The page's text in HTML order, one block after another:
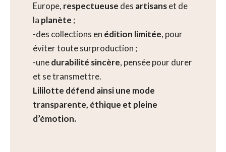
Europe, respectueuse des artisanset de
la planète ;
-des collections en édition limitée, pour
éviter toute surproduction ;
-unedurabilité sincère, pensée pour durer
et se transmettre.
Lililotte défend ainsi une mode
transparente, éthique et pleine
d’émotion.